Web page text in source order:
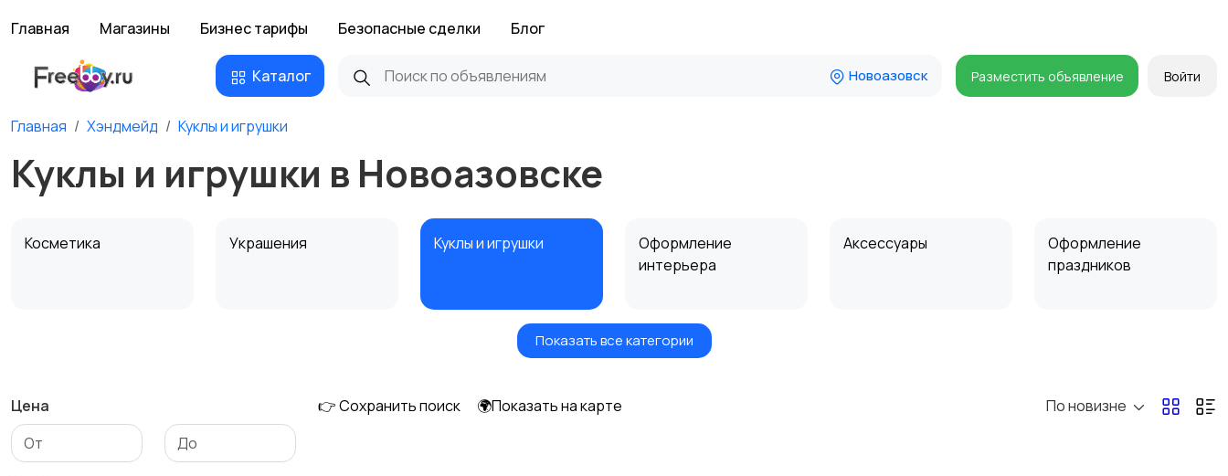
Главная Магазины Бизнес тарифы Безопасные сделки Блог
Каталог Новоазовск Разместить объявление Войти
Главная Хэндмейд Куклы и игрушки
Куклы и игрушки в Новоазовске
Косметика Украшения Куклы и игрушки
Оформление
интерьера
Аксессуары
Оформление
праздников
Показать все категории
Цена 👉 Сохранить поиск 🌍Показать на карте По новизне